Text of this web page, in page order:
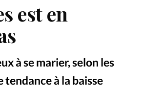
Faire un don
La rédaction
est en
à se marier, selon les
à la baisse